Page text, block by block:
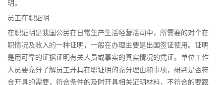
明。
员工在职证明
在职证明是我国公民在日常生产生活经营活动中，所需要的对个在
职情况及收入的一种证明，一般在办理主要是出国签证使用。证明
是用可靠的证据证明有关人员或事实的真实情况的凭证。单位工作
人员要充分了解员工开具在职证明的充分理由和事项，研判是否符
合开具的需要，符合条件的及时开具相关证明材料，不符合的要跟